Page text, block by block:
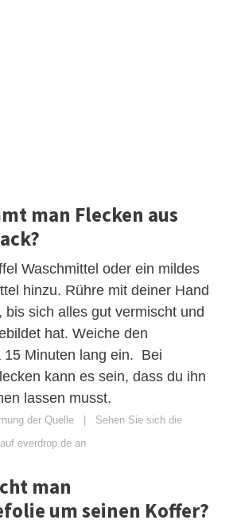
man Flecken aus
Waschmittel oder ein mildes
hinzu. Rühre mit deiner Hand
bis sich alles gut vermischt und
hat. Weiche den
15 Minuten lang ein. ​​ Bei
kann es sein, dass du ihn
lassen musst.
der Quelle | Sehen Sie sich die
everdrop.de an
man
um seinen Koffer?